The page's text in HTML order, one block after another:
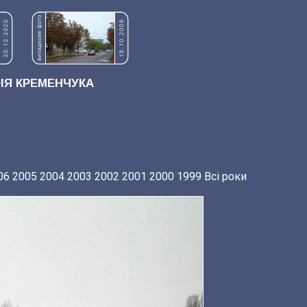
КРЕМЕНЧУКА
2005 2004 2003 2002 2001 2000 1999 Всі роки